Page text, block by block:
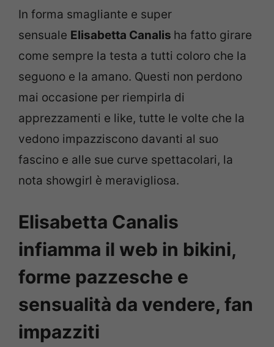
In forma smagliante e super
sensuale Elisabetta Canalis ha fatto girare
come sempre la testa a tutti coloro che la
seguono e la amano. Questi non perdono
mai occasione per riempirla di
apprezzamenti e like, tutte le volte che la
vedono impazziscono davanti al suo
fascino e alle sue curve spettacolari, la
nota showgirl è meravigliosa.
Elisabetta Canalis
infiamma il web in bikini,
forme pazzesche e
sensualità da vendere, fan
impazziti